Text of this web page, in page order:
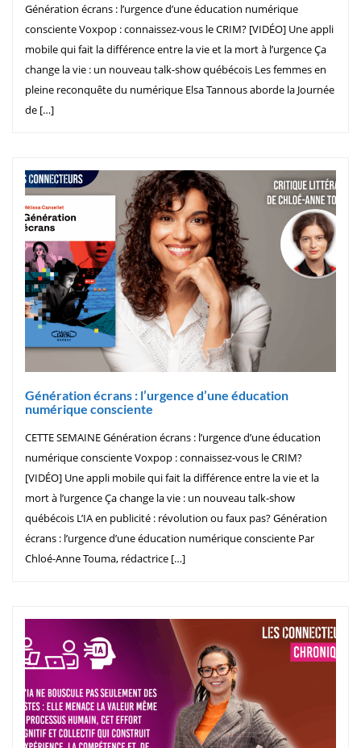
Génération écrans : l’urgence d’une éducation numérique
consciente Voxpop : connaissez-vous le CRIM? [VIDÉO] Une appli
mobile qui fait la différence entre la vie et la mort à l’urgence Ça
change la vie : un nouveau talk-show québécois Les femmes en
pleine reconquête du numérique Elsa Tannous aborde la Journée
de […]
Génération écrans : l’urgence d’une éducation
numérique consciente
CETTE SEMAINE Génération écrans : l’urgence d’une éducation
numérique consciente Voxpop : connaissez-vous le CRIM?
[VIDÉO] Une appli mobile qui fait la différence entre la vie et la
mort à l’urgence Ça change la vie : un nouveau talk-show
québécois L’IA en publicité : révolution ou faux pas? Génération
écrans : l’urgence d’une éducation numérique consciente Par
Chloé-Anne Touma, rédactrice […]